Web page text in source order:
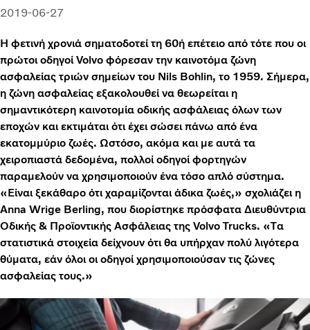
2019-06-27
Η φετινή χρονιά σηματοδοτεί τη 60ή επέτειο από τότε που οι
πρώτοι οδηγοί Volvo φόρεσαν την καινοτόμα ζώνη
ασφαλείας τριών σημείων του Nils Bohlin, το 1959. Σήμερα,
η ζώνη ασφαλείας εξακολουθεί να θεωρείται η
σημαντικότερη καινοτομία οδικής ασφάλειας όλων των
εποχών και εκτιμάται ότι έχει σώσει πάνω από ένα
εκατομμύριο ζωές. Ωστόσο, ακόμα και με αυτά τα
χειροπιαστά δεδομένα, πολλοί οδηγοί φορτηγών
παραμελούν να χρησιμοποιούν ένα τόσο απλό σύστημα.
«Είναι ξεκάθαρο ότι χαραμίζονται άδικα ζωές,» σχολιάζει η
Anna Wrige Berling, που διορίστηκε πρόσφατα Διευθύντρια
Οδικής & Προϊοντικής Ασφάλειας της Volvo Trucks. «Τα
στατιστικά στοιχεία δείχνουν ότι θα υπήρχαν πολύ λιγότερα
θύματα, εάν όλοι οι οδηγοί χρησιμοποιούσαν τις ζώνες
ασφαλείας τους.»